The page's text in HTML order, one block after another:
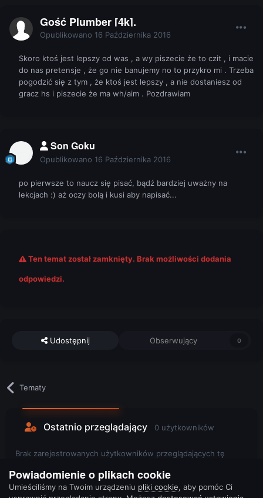
Gość Plumber [4k].
Opublikowano 16 Października 2016
Skoro ktoś jest lepszy od was , a wy piszecie że to czit , i macie
do nas pretensje , że go nie banujemy no to przykro mi . Trzeba
pogodzić się z tym , że ktoś jest lepszy , a nie dostaniesz od
gracz hs i piszecie że ma wh/aim . Pozdrawiam
Son Goku
Opublikowano 16 Października 2016
po pierwsze to naucz się pisać, bądź bardziej uważny na
lekcjach :) aż oczy bolą i kusi aby napisać...
Ten temat został zamknięty. Brak możliwości dodania
odpowiedzi.
Udostępnij Obserwujący 0
Tematy
Ostatnio przeglądający 0 użytkowników
Brak zarejestrowanych użytkowników przeglądających tę
Powiadomienie o plikach cookie
Umieściliśmy na Twoim urządzeniu pliki cookie, aby pomóc Ci